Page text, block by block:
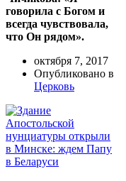
говорила с Богом и
всегда чувствовала,
что Он рядом».
октября 7, 2017
Опубликовано в
Церковь